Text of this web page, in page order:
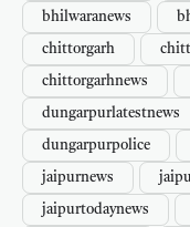
bhilwaranews
chittorgarh
chittorgarhnews
dungarpurlatestnews
dungarpurpolice
jaipurnews
jaipurtodaynews